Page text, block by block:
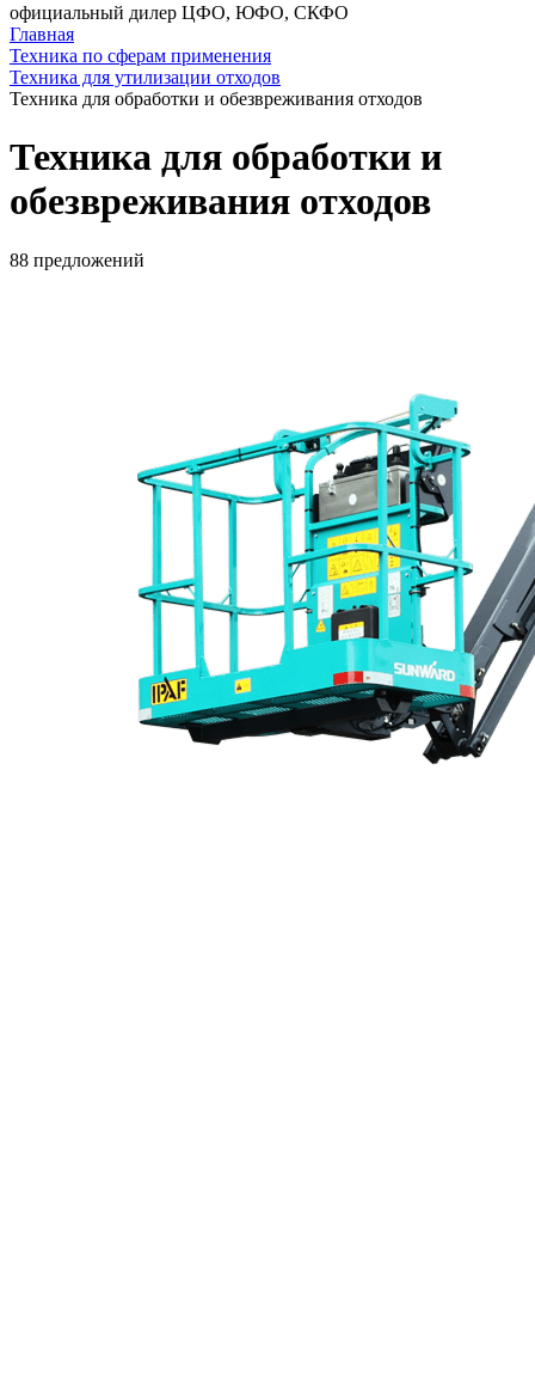
официальный дилер ЦФО, ЮФО, СКФО
Главная
Техника по сферам применения
Техника для утилизации отходов
Техника для обработки и обезвреживания отходов
Техника для обработки и
обезвреживания отходов
88 предложений